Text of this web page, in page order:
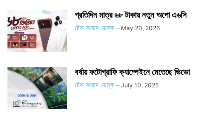
প্রতিদিন মাত্র ৬৮ টাকায় নতুন অপো এ৬সি
টেক সংবাদ ডেস্ক - May 20, 2026
বর্ষায় ফটোগ্রাফি ক্যাম্পেইনে মেতেছে ভিভো
টেক সংবাদ ডেস্ক - July 10, 2025